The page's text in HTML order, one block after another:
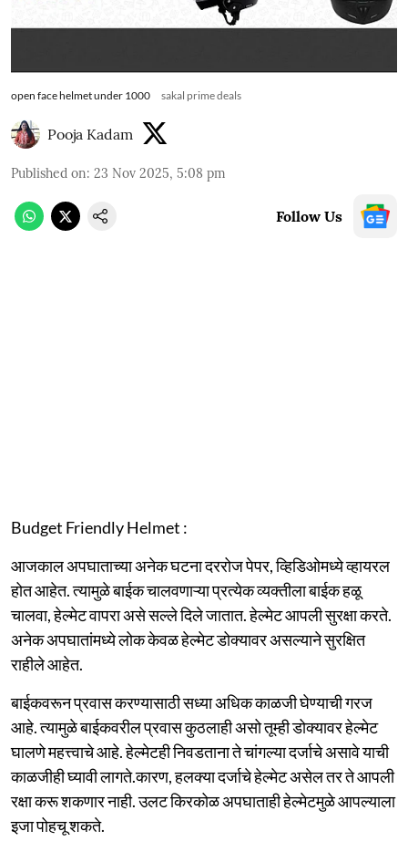
open face helmet under 1000 sakal prime deals
Pooja Kadam
Published on: 23 Nov 2025, 5:08 pm
Follow Us
Budget Friendly Helmet :
आजकाल अपघाताच्या अनेक घटना दररोज पेपर, व्हिडिओमध्ये व्हायरल
होत आहेत. त्यामुळे बाईक चालवणाऱ्या प्रत्येक व्यक्तीला बाईक हळू
चालवा, हेल्मेट वापरा असे सल्ले दिले जातात. हेल्मेट आपली सुरक्षा करते.
अनेक अपघातांमध्ये लोक केवळ हेल्मेट डोक्यावर असल्याने सुरक्षित
राहीले आहेत.
बाईकवरून प्रवास करण्यासाठी सध्या अधिक काळजी घेण्याची गरज
आहे. त्यामुळे बाईकवरील प्रवास कुठलाही असो तूम्ही डोक्यावर हेल्मेट
घालणे महत्त्वाचे आहे. हेल्मेटही निवडताना ते चांगल्या दर्जाचे असावे याची
काळजीही घ्यावी लागते.कारण, हलक्या दर्जाचे हेल्मेट असेल तर ते आपली
रक्षा करू शकणार नाही. उलट किरकोळ अपघाताही हेल्मेटमुळे आपल्याला
इजा पोहचू शकते.